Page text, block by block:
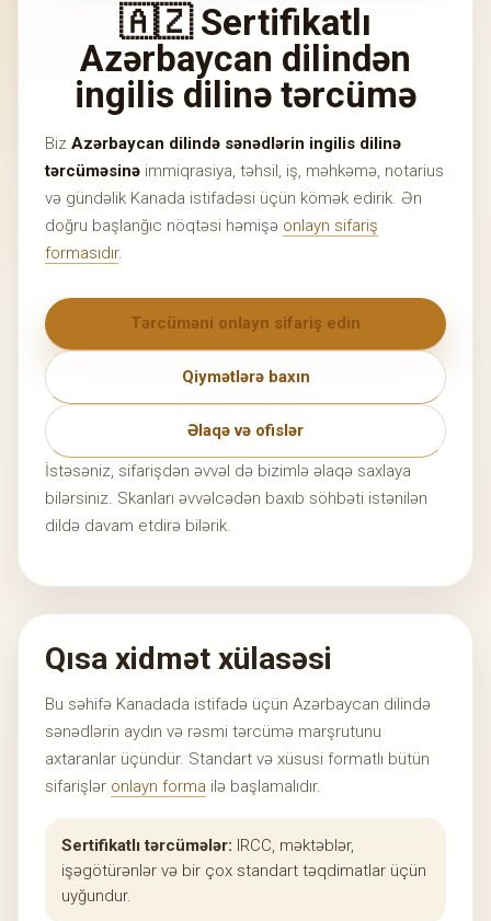
🇦🇿 Sertifikatlı
Azərbaycan dilindən
ingilis dilinə tərcümə
Biz Azərbaycan dilində sənədlərin ingilis dilinə
tərcüməsinə immiqrasiya, təhsil, iş, məhkəmə, notarius
və gündəlik Kanada istifadəsi üçün kömək edirik. Ən
doğru başlanğıc nöqtəsi həmişə onlayn sifariş
formasıdır.
Tərcüməni onlayn sifariş edin
Qiymətlərə baxın
Əlaqə və ofislər
İstəsəniz, sifarişdən əvvəl də bizimlə əlaqə saxlaya
bilərsiniz. Skanları əvvəlcədən baxıb söhbəti istənilən
dildə davam etdirə bilərik.
Qısa xidmət xülasəsi
Bu səhifə Kanadada istifadə üçün Azərbaycan dilində
sənədlərin aydın və rəsmi tərcümə marşrutunu
axtaranlar üçündür. Standart və xüsusi formatlı bütün
sifarişlər onlayn forma ilə başlamalıdır.
Sertifikatlı tərcümələr: IRCC, məktəblər,
işəgötürənlər və bir çox standart təqdimatlar üçün
uyğundur.